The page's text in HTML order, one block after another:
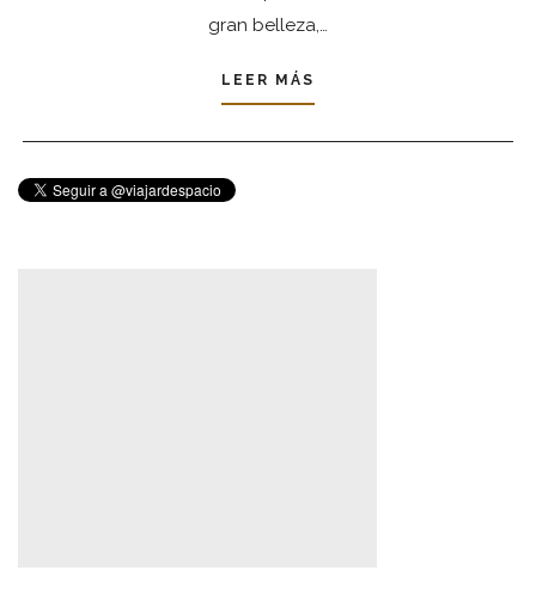
gran belleza,…
LEER MÁS